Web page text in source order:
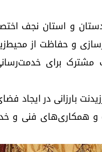
و استان نجف
و حفاظت از
مشترک برای
بارزانی در ایجاد
و همکاری‌های فنی و